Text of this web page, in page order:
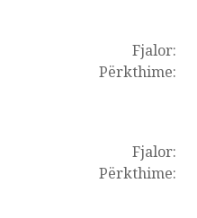
Fjalor:
Përkthime:
Fjalor:
Përkthime: